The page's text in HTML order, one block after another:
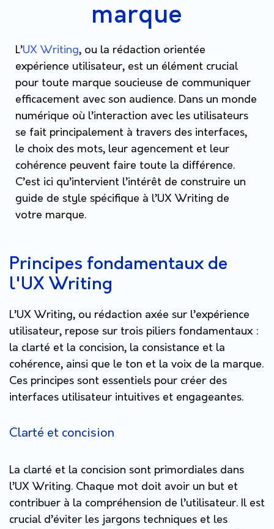
marque
L’UX Writing, ou la rédaction orientée
expérience utilisateur, est un élément crucial
pour toute marque soucieuse de communiquer
efficacement avec son audience. Dans un monde
numérique où l’interaction avec les utilisateurs
se fait principalement à travers des interfaces,
le choix des mots, leur agencement et leur
cohérence peuvent faire toute la différence.
C’est ici qu’intervient l’intérêt de construire un
guide de style spécifique à l’UX Writing de
votre marque.
Principes fondamentaux de
l'UX Writing
L’UX Writing, ou rédaction axée sur l’expérience
utilisateur, repose sur trois piliers fondamentaux :
la clarté et la concision, la consistance et la
cohérence, ainsi que le ton et la voix de la marque.
Ces principes sont essentiels pour créer des
interfaces utilisateur intuitives et engageantes.
Clarté et concision
La clarté et la concision sont primordiales dans
l’UX Writing. Chaque mot doit avoir un but et
contribuer à la compréhension de l’utilisateur. Il est
crucial d’éviter les jargons techniques et les